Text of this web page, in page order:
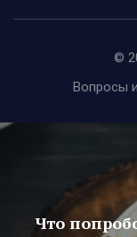
©
Вопросы
Что